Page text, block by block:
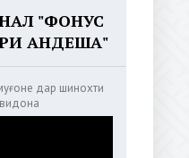
"ФОНУС
АНДЕША"
дар шинохти